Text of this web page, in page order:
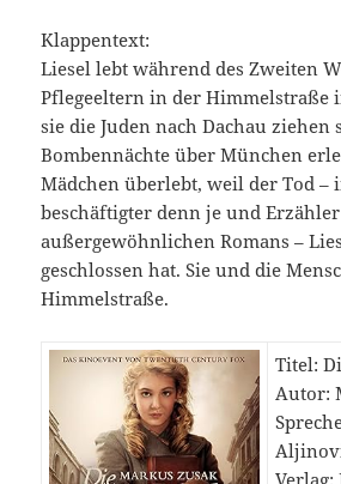
Klappentext:
Liesel lebt während des Zweiten
Pflegeeltern in der Himmelstraße
sie die Juden nach Dachau ziehen
Bombennächte über München
Mädchen überlebt, weil der Tod –
beschäftigter denn je und Erzähler
außergewöhnlichen Romans –
geschlossen hat. Sie und die
Himmelstraße.
Titel:
Autor:
Verlag: